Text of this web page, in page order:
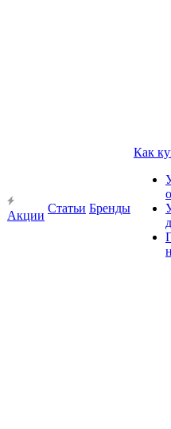
Акции
Статьи Бренды
Как